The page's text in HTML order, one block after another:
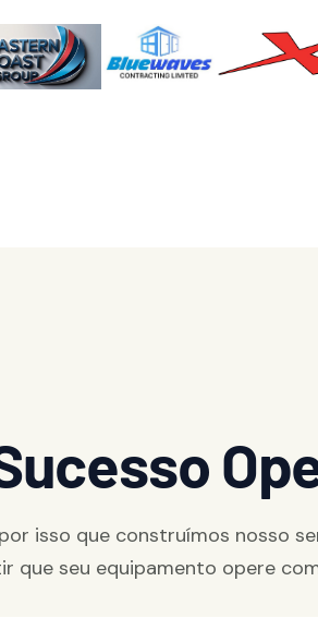
isso que construímos nosso
que seu equipamento opere